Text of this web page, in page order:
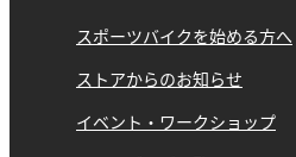
スポーツバイクを始める方へ
ストアからのお知らせ
イベント・ワークショップ